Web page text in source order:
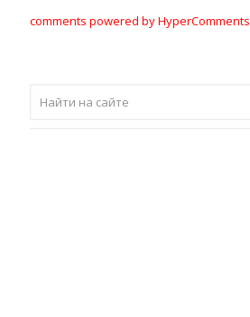
comments powered by HyperComments